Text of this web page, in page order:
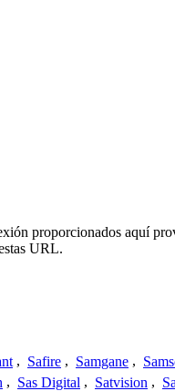
proporcionados aquí
URL.
, Safire , Samgane ,
, Sas Digital , Satvision ,